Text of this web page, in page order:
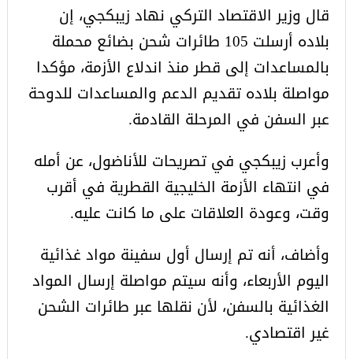
قال وزير الاقتصاد التركي نهاد زيبكجي، إن
بلاده أرسلت 105 طائرات شحن بضائع محملة
بالمساعدات إلى قطر منذ اندلاع الأزمة، مؤكدا
مواصلة بلاده تقديم الدعم والمساعدات للدوحة
عبر السفن في المرحلة القادمة.
وأعرب زيبكجي في تصريحات للأناضول، عن أمله
في انتهاء الأزمة الخليجية القطرية في أقرب
وقت، وعودة العلاقات على ما كانت عليه.
وأضاف، أنه تم إرسال أول سفينة مواد غذائية
اليوم الأربعاء، وأنه سيتم مواصلة إرسال المواد
الغذائية بالسفن، لأن نقلها عبر طائرات الشحن
غير اقتصادي.